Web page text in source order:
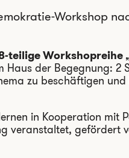
Workshop
teilige Workshopreihe
der Begegnung: 2
zu beschäftigen
in Kooperation mit
veranstaltet, gefördert